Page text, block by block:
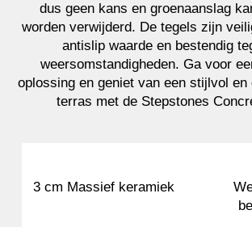
dus geen kans en groenaanslag
worden verwijderd. De tegels zijn
antislip waarde en bestendig
weersomstandigheden. Ga voor
oplossing en geniet van een stijlvol en
terras met de Stepstones
3 cm Massief keramiek